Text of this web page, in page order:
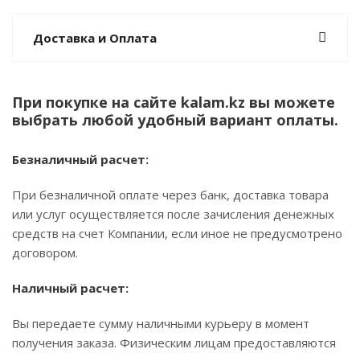
Доставка и Оплата
При покупке на сайте kalam.kz вы можете
выбрать любой удобный вариант оплаты.
Безналичный расчет:
При безналичной оплате через банк, доставка товара
или услуг осуществляется после зачисления денежных
средств на счет Компании, если иное не предусмотрено
договором.
Наличный расчет:
Вы передаете сумму наличными курьеру в момент
получения заказа. Физическим лицам предоставляются